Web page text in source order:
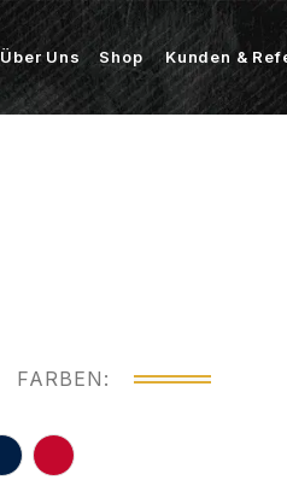
Über Uns Shop Kunden &
FARBEN: